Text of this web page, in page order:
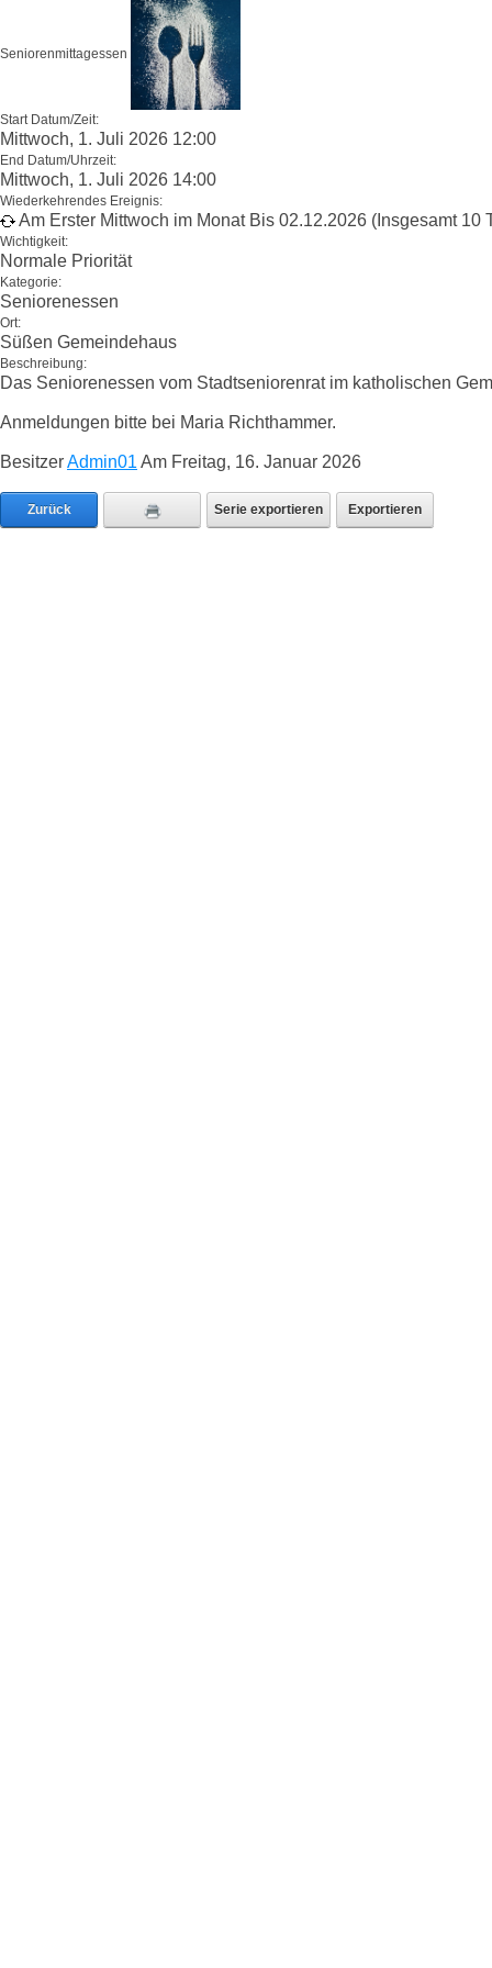
Seniorenmittagessen
Start Datum/Zeit:
Mittwoch, 1. Juli 2026 12:00
End Datum/Uhrzeit:
Mittwoch, 1. Juli 2026 14:00
Wiederkehrendes Ereignis:
Am Erster Mittwoch im Monat Bis 02.12.2026 (Insgesamt 10
Wichtigkeit:
Normale Priorität
Kategorie:
Seniorenessen
Ort:
Süßen Gemeindehaus
Beschreibung:
Das Seniorenessen vom Stadtseniorenrat im katholischen
Anmeldungen bitte bei Maria Richthammer.
BesitzerAdmin01 Am Freitag, 16. Januar 2026
Zurück Serie exportieren Exportieren